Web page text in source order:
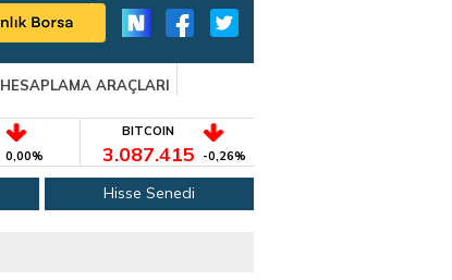
HESAPLAMA ARAÇLARI
0,00%
BITCOIN
3.087.415 -0,26%
Hisse Senedi